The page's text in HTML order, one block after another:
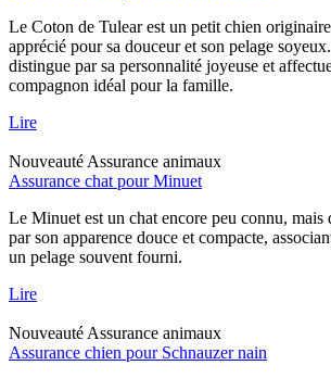
Le Coton de Tulear est un petit chien
apprécié pour sa douceur et son pelage
distingue par sa personnalité joyeuse et
compagnon idéal pour la famille.
Lire
Nouveauté Assurance animaux
Assurance chat pour Minuet
Le Minuet est un chat encore peu connu, mais
par son apparence douce et compacte,
un pelage souvent fourni.
Lire
Nouveauté Assurance animaux
Assurance chien pour Schnauzer nain